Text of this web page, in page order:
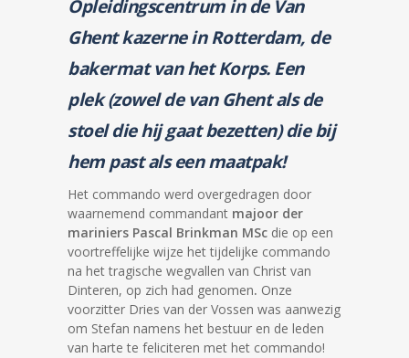
Opleidingscentrum in de Van
Ghent kazerne in Rotterdam, de
bakermat van het Korps. Een
plek (zowel de van Ghent als de
stoel die hij gaat bezetten) die bij
hem past als een maatpak!
Het commando werd overgedragen door
waarnemend commandant majoor der
mariniers Pascal Brinkman MSc die op een
voortreffelijke wijze het tijdelijke commando
na het tragische wegvallen van Christ van
Dinteren, op zich had genomen. Onze
voorzitter Dries van der Vossen was aanwezig
om Stefan namens het bestuur en de leden
van harte te feliciteren met het commando!